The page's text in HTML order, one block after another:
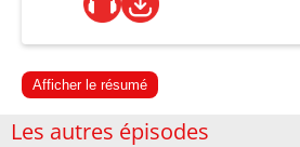
Afficher le résumé
Les autres épisodes